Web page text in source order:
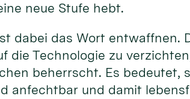
neue Stufe hebt.
dabei das Wort entwaffnen.
die Technologie zu
beherrscht. Es bedeutet,
anfechtbar und damit